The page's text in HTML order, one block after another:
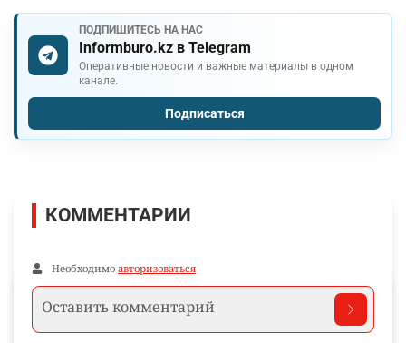
ПОДПИШИТЕСЬ НА НАС
Informburo.kz в Telegram
Оперативные новости и важные материалы в одном
канале.
Подписаться
КОММЕНТАРИИ
Необходимо авторизоваться